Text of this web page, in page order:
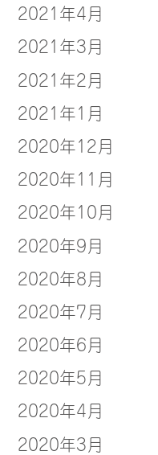
2021年4月
2021年3月
2021年2月
2021年1月
2020年12月
2020年11月
2020年10月
2020年9月
2020年8月
2020年7月
2020年6月
2020年5月
2020年4月
2020年3月